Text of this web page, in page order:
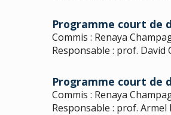
Programme court de
Commis : Renaya
Responsable : prof. David
Programme court de
Commis : Renaya
Responsable : prof.